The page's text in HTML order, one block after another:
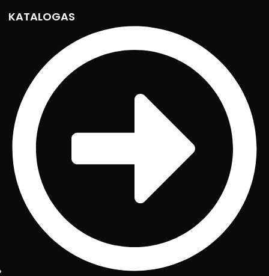
KATALOGAS